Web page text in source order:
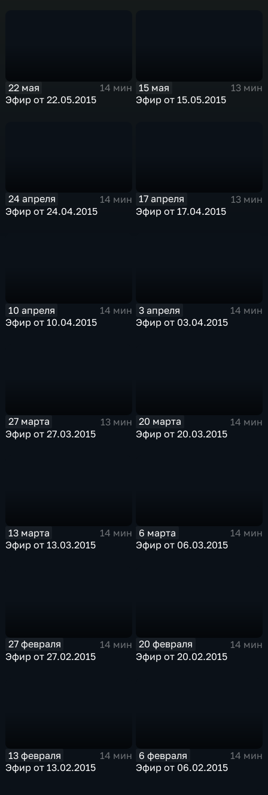
22 мая
14 мин
Эфир от 22.05.2015
15 мая
13 мин
Эфир от 15.05.2015
24 апреля
14 мин
Эфир от 24.04.2015
17 апреля
13 мин
Эфир от 17.04.2015
10 апреля
14 мин
Эфир от 10.04.2015
3 апреля
14 мин
Эфир от 03.04.2015
27 марта
13 мин
Эфир от 27.03.2015
20 марта
14 мин
Эфир от 20.03.2015
13 марта
14 мин
Эфир от 13.03.2015
6 марта
14 мин
Эфир от 06.03.2015
27 февраля
14 мин
Эфир от 27.02.2015
20 февраля
14 мин
Эфир от 20.02.2015
13 февраля
14 мин
Эфир от 13.02.2015
6 февраля
14 мин
Эфир от 06.02.2015